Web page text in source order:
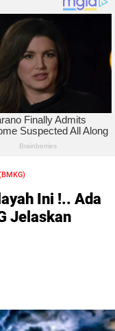
Ini !.. Ada
Jelaskan